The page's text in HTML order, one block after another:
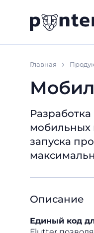
Главная
мобильных
запуска
Описание
Единый код